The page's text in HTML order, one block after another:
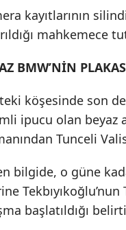
kayıtlarının
mahkemece
BMW’NİN
köşesinde son
ipucu olan beyaz
Tunceli
bilgide, o güne
başlatıldığı